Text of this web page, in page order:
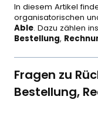
In diesem Artikel
organisatorischen
Able. Dazu zählen
Bestellung,
Fragen zu
Bestellung,